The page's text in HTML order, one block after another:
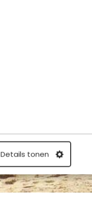
Details tonen